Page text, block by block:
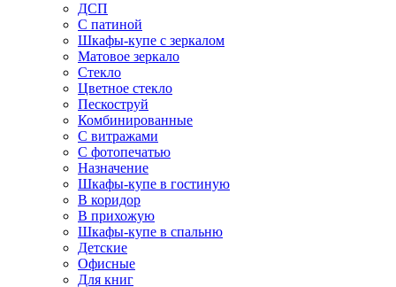
ДСП
С патиной
Шкафы-купе с зеркалом
Матовое зеркало
Стекло
Цветное стекло
Пескоструй
Комбинированные
С витражами
С фотопечатью
Назначение
Шкафы-купе в гостиную
В коридор
В прихожую
Шкафы-купе в спальню
Детские
Офисные
Для книг